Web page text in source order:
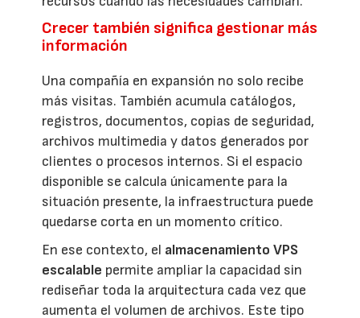
Crecer también significa gestionar más
información
Una compañía en expansión no solo recibe
más visitas. También acumula catálogos,
registros, documentos, copias de seguridad,
archivos multimedia y datos generados por
clientes o procesos internos. Si el espacio
disponible se calcula únicamente para la
situación presente, la infraestructura puede
quedarse corta en un momento crítico.
En ese contexto, el almacenamiento VPS
escalable permite ampliar la capacidad sin
rediseñar toda la arquitectura cada vez que
aumenta el volumen de archivos. Este tipo